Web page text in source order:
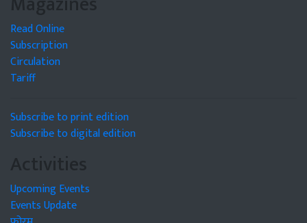
Read Online
Subscription
Circulation
Tariff
Subscribe to print edition
Subscribe to digital edition
Activities
Upcoming Events
Events Update